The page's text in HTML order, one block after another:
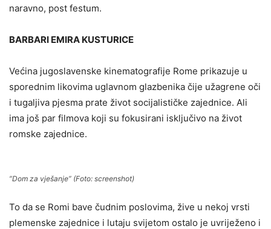
naravno, post festum.
BARBARI EMIRA KUSTURICE
Većina jugoslavenske kinematografije Rome prikazuje u
sporednim likovima uglavnom glazbenika čije užagrene oči
i tugaljiva pjesma prate život socijalističke zajednice. Ali
ima još par filmova koji su fokusirani isključivo na život
romske zajednice.
“Dom za vješanje” (Foto: screenshot)
To da se Romi bave čudnim poslovima, žive u nekoj vrsti
plemenske zajednice i lutaju svijetom ostalo je uvriježeno i